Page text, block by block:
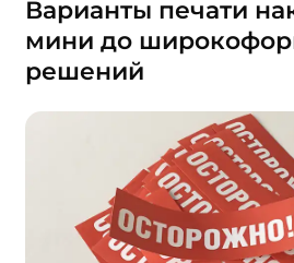
Варианты печати
мини до
решений